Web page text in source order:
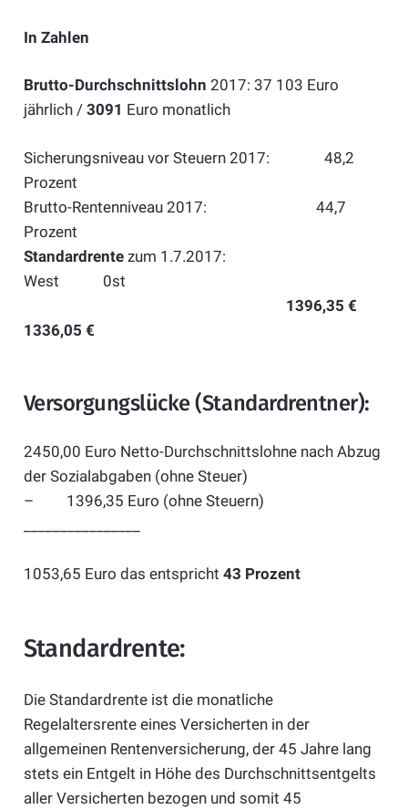
In Zahlen
Brutto-Durchschnittslohn 2017: 37 103 Euro
jährlich / 3091 Euro monatlich
Sicherungsniveau vor Steuern 2017: 48,2
Prozent
Brutto-Rentenniveau 2017: 44,7
Prozent
Standardrentezum 1.7.2017:
West 0st
1396,35 €
1336,05 €
Versorgungslücke (Standardrentner):
2450,00 Euro Netto-Durchschnittslohne nach Abzug
der Sozialabgaben (ohne Steuer)
– 1396,35 Euro (ohne Steuern)
1053,65 Euro das entspricht 43 Prozent
Standardrente:
Die Standardrente ist die monatliche
Regelaltersrente eines Versicherten in der
allgemeinen Rentenversicherung, der 45 Jahre lang
stets ein Entgelt in Höhe des Durchschnittsentgelts
aller Versicherten bezogen und somit 45